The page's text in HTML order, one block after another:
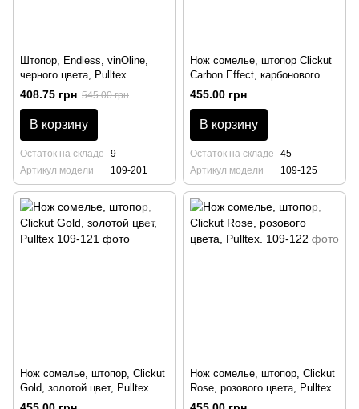
Штопор, Endless, vinOline,
черного цвета, Pulltex
408.75 грн 545.00 грн
В корзину
Остаток на складе
9
Артикул модели
109-201
Нож сомелье, штопор Clickut
Carbon Effect, карбонового
цвета, Pulltex
455.00 грн
В корзину
Остаток на складе
45
Артикул модели
109-125
Нож сомелье, штопор, Clickut
Gold, золотой цвет, Pulltex
Нож сомелье, штопор, Clickut
Rose, розового цвета, Pulltex.